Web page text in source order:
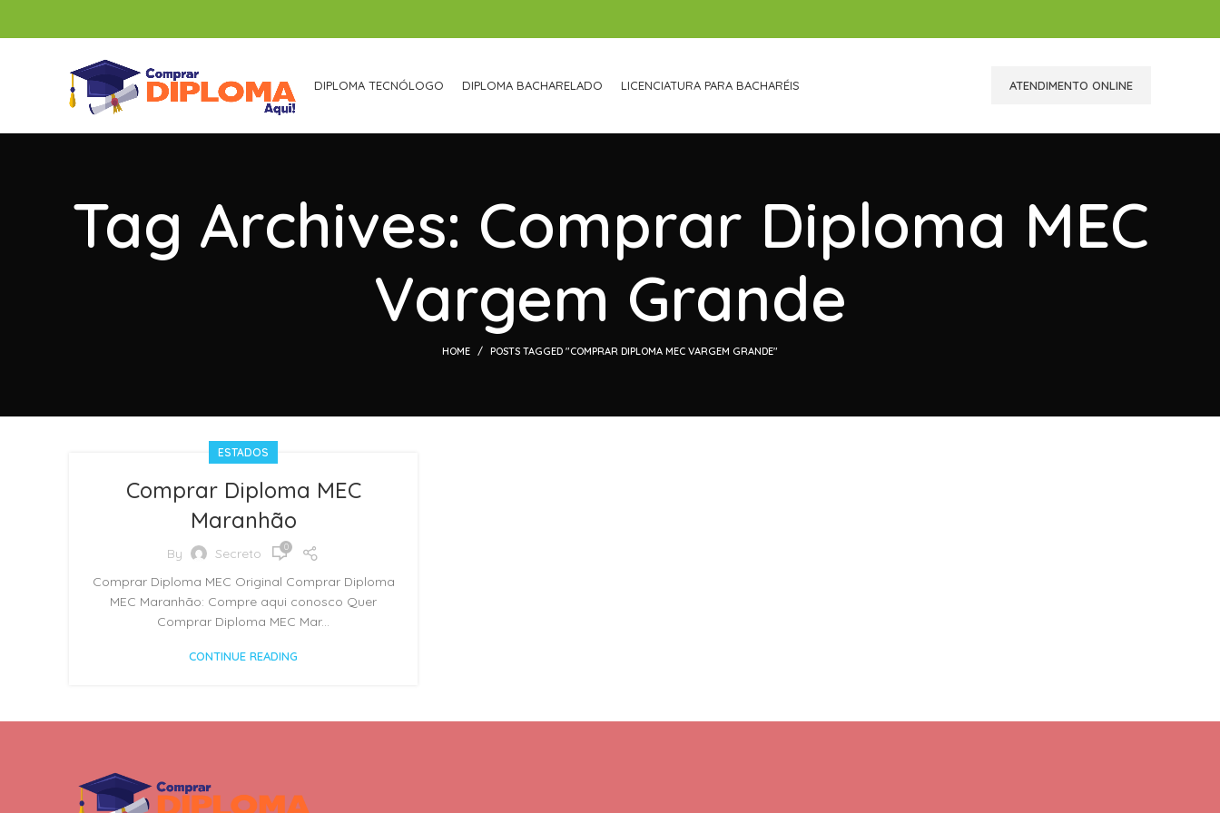
DIPLOMA TECNÓLOGO DIPLOMA BACHARELADO LICENCIATURA PARA BACHARÉIS ATENDIMENTO ONLINE
Tag Archives: Comprar Diploma MEC
Vargem Grande
HOME POSTS TAGGED "COMPRAR DIPLOMA MEC VARGEM GRANDE"
ESTADOS
Comprar Diploma MEC
Maranhão
By Secreto 0
Comprar Diploma MEC Original Comprar Diploma
MEC Maranhão: Compre aqui conosco Quer
Comprar Diploma MEC Mar...
CONTINUE READING